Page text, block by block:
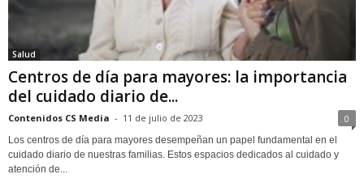
Salud
Centros de día para mayores: la importancia
del cuidado diario de...
Contenidos CS Media - 11 de julio de 2023 0
Los centros de día para mayores desempeñan un papel fundamental en el
cuidado diario de nuestras familias. Estos espacios dedicados al cuidado y
atención de...